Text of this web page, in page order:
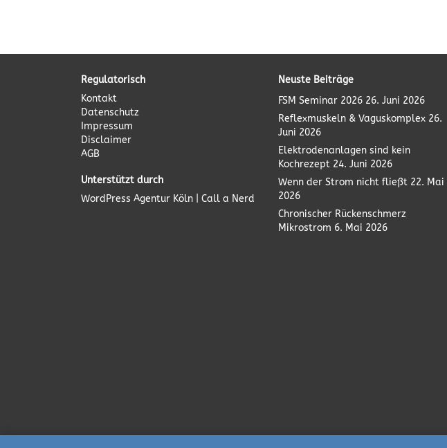
Regulatorisch
Kontakt
Datenschutz
Impressum
Disclaimer
AGB
Unterstützt durch
WordPress Agentur Köln | Call a Nerd
Neuste Beiträge
FSM Seminar 2026 26. Juni 2026
Reflexmuskeln & Vaguskomplex 26.
Juni 2026
Elektrodenanlagen sind kein
Kochrezept 24. Juni 2026
Wenn der Strom nicht fließt 22. Mai
2026
Chronischer Rückenschmerz
Mikrostrom 6. Mai 2026